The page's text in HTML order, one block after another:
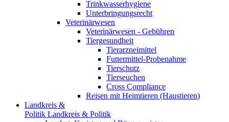
Trinkwasserhygiene
Unterbringungsrecht
Veterinärwesen
Veterinärwesen - Gebühren
Tiergesundheit
Tierarzneimittel
Futtermittel-Probenahme
Tierschutz
Tierseuchen
Cross Compliance
Reisen mit Heimtieren (Haustieren)
Landkreis &
Politik Landkreis & Politik